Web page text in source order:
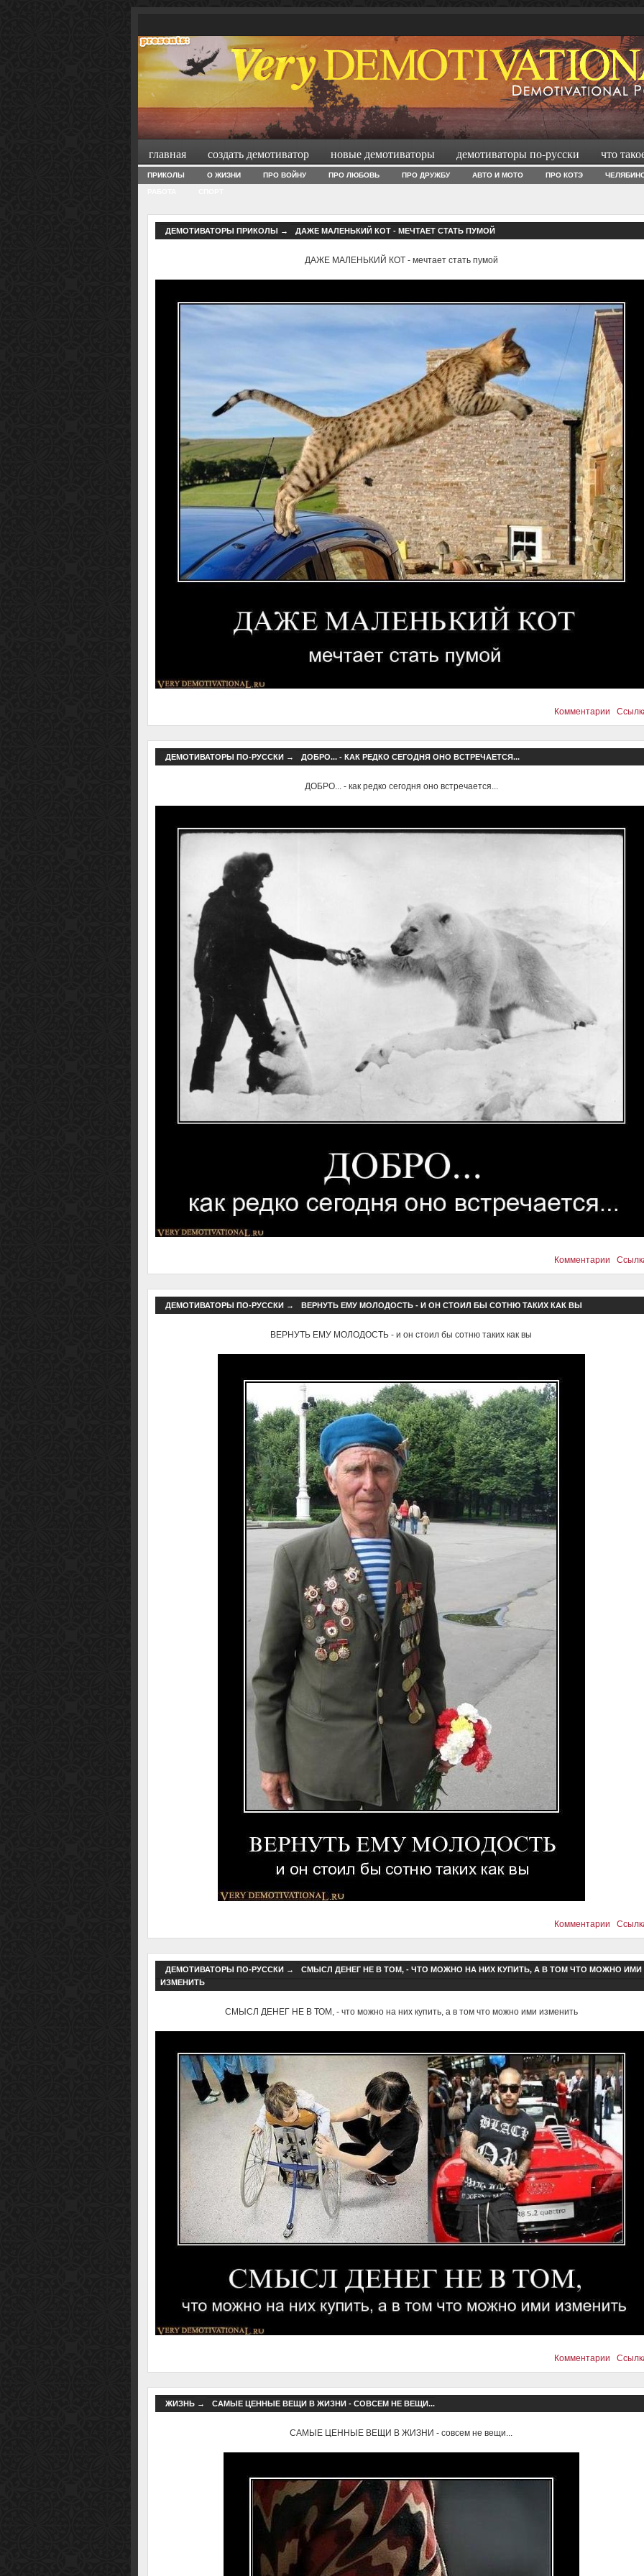
главная создать демотиватор новые демотиваторы демотиваторы по-русски что
ПРИКОЛЫ О ЖИЗНИ ПРО ВОЙНУ ПРО ЛЮБОВЬ ПРО ДРУЖБУ АВТО И МОТО ПРО КОТЭ
ДЕМОТИВАТОРЫ ПРИКОЛЫ → ДАЖЕ МАЛЕНЬКИЙ КОТ - МЕЧТАЕТ СТАТЬ ПУМОЙ
ДАЖЕ МАЛЕНЬКИЙ КОТ - мечтает стать пумой
Комментарии
ДЕМОТИВАТОРЫ ПО-РУССКИ→ ДОБРО... - КАК РЕДКО СЕГОДНЯ ОНО ВСТРЕЧАЕТСЯ...
ДОБРО... - как редко сегодня оно встречается...
Комментарии
ДЕМОТИВАТОРЫ ПО-РУССКИ→ ВЕРНУТЬ ЕМУ МОЛОДОСТЬ - И ОН СТОИЛ БЫ СОТНЮ ТАКИХ КАК ВЫ
ВЕРНУТЬ ЕМУ МОЛОДОСТЬ - и он стоил бы сотню таких как вы
Комментарии
ДЕМОТИВАТОРЫ ПО-РУССКИ→
СМЫСЛ ДЕНЕГ НЕ В ТОМ, - ЧТО МОЖНО НА НИХ КУПИТЬ, А В ТОМ ЧТО МОЖНО ИМИ
ИЗМЕНИТЬ
СМЫСЛ ДЕНЕГ НЕ В ТОМ, - что можно на них купить, а в том что можно ими изменить
Комментарии
ЖИЗНЬ→ САМЫЕ ЦЕННЫЕ ВЕЩИ В ЖИЗНИ - СОВСЕМ НЕ ВЕЩИ...
САМЫЕ ЦЕННЫЕ ВЕЩИ В ЖИЗНИ - совсем не вещи...